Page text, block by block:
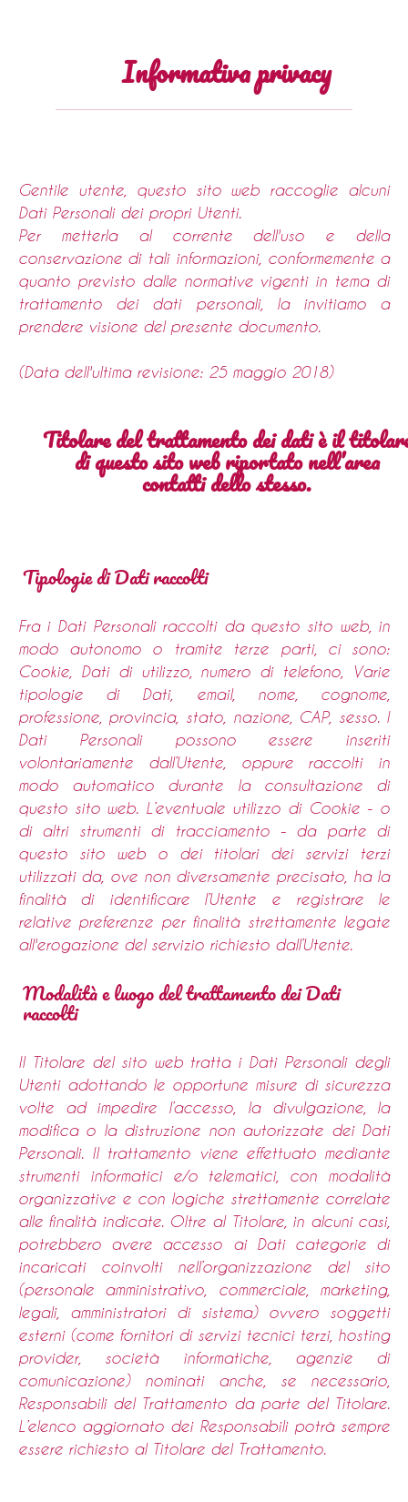
Informativa privacy
Gentile utente, questo sito web raccoglie alcuni
Dati Personali dei propri Utenti.
Per metterla al corrente dell'uso e della
conservazione di tali informazioni, conformemente a
quanto previsto dalle normative vigenti in tema di
trattamento dei dati personali, la invitiamo a
prendere visione del presente documento.
(Data dell'ultima revisione: 25 maggio 2018)
Titolare del trattamento dei dati è il
di questo sito web riportato nell’area
contatti dello stesso.
Tipologie di Dati raccolti
Fra i Dati Personali raccolti da questo sito web, in
modo autonomo o tramite terze parti, ci sono:
Cookie, Dati di utilizzo, numero di telefono, Varie
tipologie di Dati, email, nome, cognome,
professione, provincia, stato, nazione, CAP, sesso. I
Dati Personali possono essere inseriti
volontariamente dall’Utente, oppure raccolti in
modo automatico durante la consultazione di
questo sito web. L’eventuale utilizzo di Cookie - o
di altri strumenti di tracciamento - da parte di
questo sito web o dei titolari dei servizi terzi
utilizzati da, ove non diversamente precisato, ha la
finalità di identificare l’Utente e registrare le
relative preferenze per finalità strettamente legate
all'erogazione del servizio richiesto dall’Utente.
Modalità e luogo del trattamento dei Dati
raccolti
Il Titolare del sito web tratta i Dati Personali degli
Utenti adottando le opportune misure di sicurezza
volte ad impedire l’accesso, la divulgazione, la
modifica o la distruzione non autorizzate dei Dati
Personali. Il trattamento viene effettuato mediante
strumenti informatici e/o telematici, con modalità
organizzative e con logiche strettamente correlate
alle finalità indicate. Oltre al Titolare, in alcuni casi,
potrebbero avere accesso ai Dati categorie di
incaricati coinvolti nell’organizzazione del sito
(personale amministrativo, commerciale, marketing,
legali, amministratori di sistema) ovvero soggetti
esterni (come fornitori di servizi tecnici terzi, hosting
provider, società informatiche, agenzie di
comunicazione) nominati anche, se necessario,
Responsabili del Trattamento da parte del Titolare.
L’elenco aggiornato dei Responsabili potrà sempre
essere richiesto al Titolare del Trattamento.